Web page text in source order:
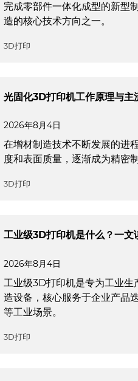
完成零部件一体化成型的新型
造的核心技术方向之一。
3D打印
光固化3D打印机工作原理与主
2026年8月4日
在增材制造技术不断发展的进
度和表面质量，逐渐成为精密
3D打印
工业级3D打印机是什么？一文
2026年8月4日
工业级3D打印机是专为工业
造设备，核心服务于企业产品
等工业场景。
3D打印